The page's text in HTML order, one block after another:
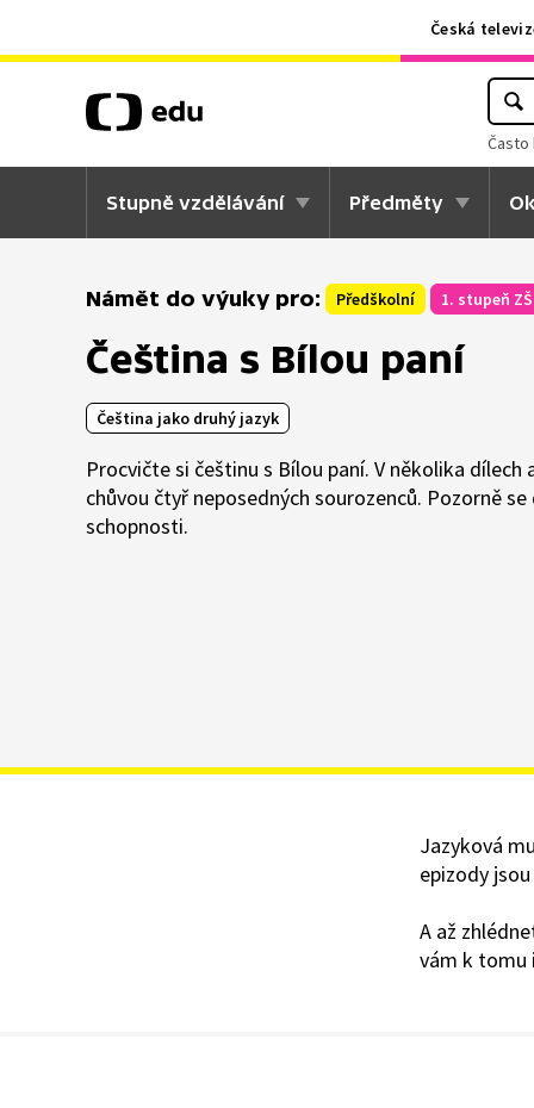
Česká
Často
Stupně vzdělávání Předměty
Námět do výuky pro: Předškolní 1. stupeň ZŠ
Čeština s Bílou paní
Čeština jako druhý jazyk
Procvičte si češtinu s Bílou paní. V několika
chůvou čtyř neposedných sourozenců. Pozorně
schopnosti.
Jazyková
epizody
A až
vám k tomu